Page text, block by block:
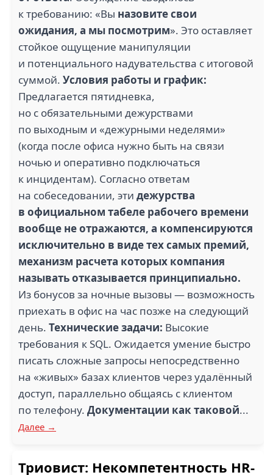
к требованию: «Вы назовите свои
ожидания, а мы посмотрим». Это оставляет
стойкое ощущение манипуляции
и потенциального надувательства с итоговой
суммой. Условия работы и график:
Предлагается пятидневка,
но с обязательными дежурствами
по выходным и «дежурными неделями»
(когда после офиса нужно быть на связи
ночью и оперативно подключаться
к инцидентам). Согласно ответам
на собеседовании, эти дежурства
в официальном табеле рабочего времени
вообще не отражаются, а компенсируются
исключительно в виде тех самых премий,
механизм расчета которых компания
называть отказывается принципиально.
Из бонусов за ночные вызовы — возможность
приехать в офис на час позже на следующий
день. Технические задачи: Высокие
требования к SQL. Ожидается умение быстро
писать сложные запросы непосредственно
на «живых» базах клиентов через удалённый
доступ, параллельно общаясь с клиентом
по телефону. Документации как таковой...
Далее →
Триовист: Некомпетентность HR-